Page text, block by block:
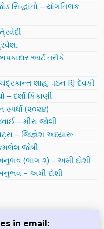
સિદ્ધાંતો – યોગતિલક
આર્ટ તરીકે
શાહ; પઠન RJ દેવકી
દર્શા કિકાણી
સ્પર્ધા (૨૦૨૪)
– મીરા જોશી
– જિજ્ઞેશ અધ્યારૂ
જોષી
(ભાગ ૨) – અમી દોશી
– અમી દોશી
in email: